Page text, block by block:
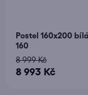
Postel 160x200
160
8 993 Kč
8 999 Kč